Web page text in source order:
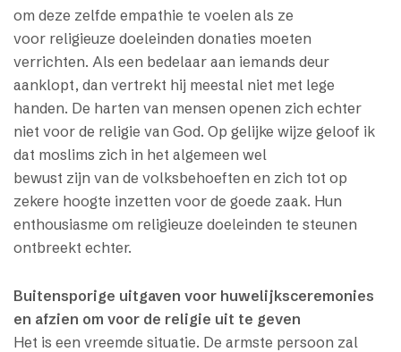
om deze zelfde empathie te voelen als ze
voor religieuze doeleinden donaties moeten
verrichten. Als een bedelaar aan iemands deur
aanklopt, dan vertrekt hij meestal niet met lege
handen. De harten van mensen openen zich echter
niet voor de religie van God. Op gelijke wijze geloof ik
dat moslims zich in het algemeen wel
bewust zijn van de volksbehoeften en zich tot op
zekere hoogte inzetten voor de goede zaak. Hun
enthousiasme om religieuze doeleinden te steunen
ontbreekt echter.
Buitensporige uitgaven voor huwelijksceremonies
en afzien om voor de religie uit te geven
Het is een vreemde situatie. De armste persoon zal